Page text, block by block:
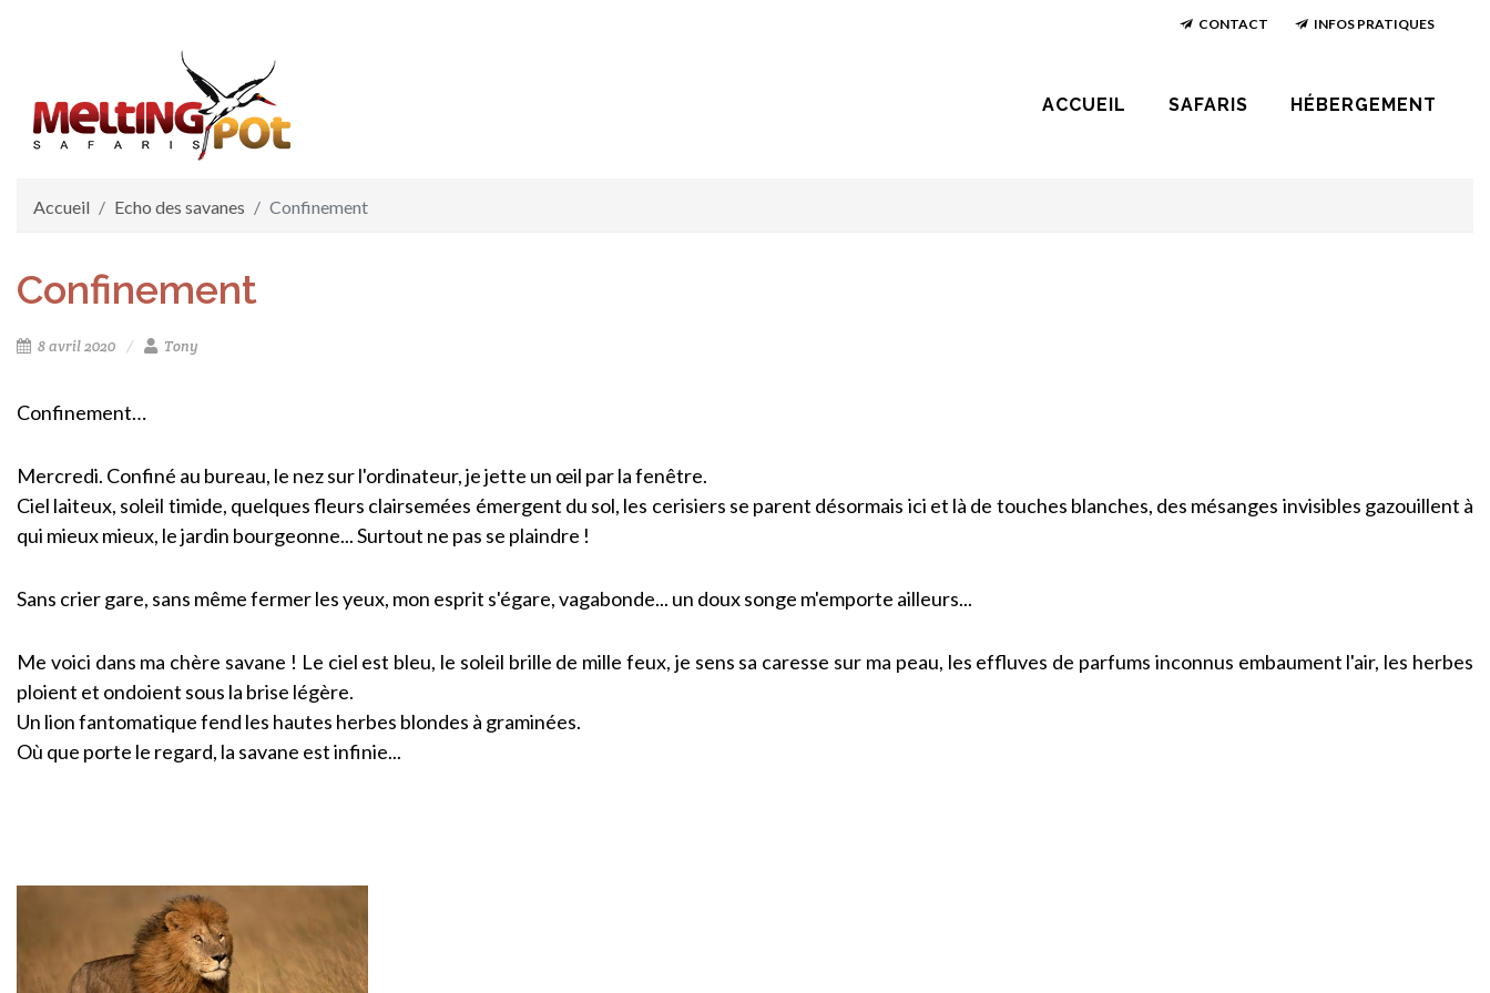
CONTACT INFOS PRATIQUES
ACCUEIL SAFARIS HÉBERGEMENT
Accueil Echo des savanes Confinement
Confinement
8 avril 2020 Tony
Confinement…
Mercredi. Confiné au bureau, le nez sur l'ordinateur, je jette un œil par la fenêtre.
Ciel laiteux, soleil timide, quelques fleurs clairsemées émergent du sol, les cerisiers se parent désormais ici et là de touches blanches, des mésanges invisibles gazouillent à
qui mieux mieux, le jardin bourgeonne... Surtout ne pas se plaindre !
Sans crier gare, sans même fermer les yeux, mon esprit s'égare, vagabonde... un doux songe m'emporte ailleurs...
Me voici dans ma chère savane ! Le ciel est bleu, le soleil brille de mille feux, je sens sa caresse sur ma peau, les effluves de parfums inconnus embaument l'air, les herbes
ploient et ondoient sous la brise légère.
Un lion fantomatique fend les hautes herbes blondes à graminées.
Où que porte le regard, la savane est infinie...